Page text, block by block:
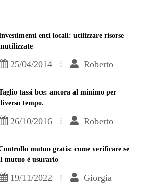
enti locali: utilizzare risorse
25/04/2014 Roberto
tassi bce: ancora al minimo per
tempo.
26/10/2016 Roberto
mutuo gratis: come verificare se
mutuo è usurario
19/11/2022 Giorgia